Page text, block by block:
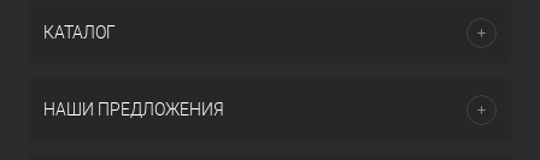
КАТАЛОГ
НАШИ ПРЕДЛОЖЕНИЯ